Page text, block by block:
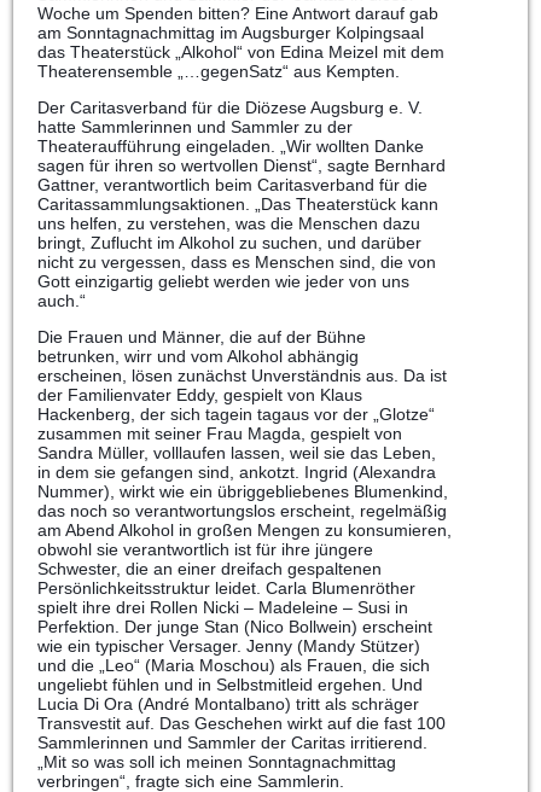
Woche um Spenden bitten? Eine Antwort darauf gab
am Sonntagnachmittag im Augsburger Kolpingsaal
das Theaterstück „Alkohol“ von Edina Meizel mit dem
Theaterensemble „…gegenSatz“ aus Kempten.
Der Caritasverband für die Diözese Augsburg e. V.
hatte Sammlerinnen und Sammler zu der
Theateraufführung eingeladen. „Wir wollten Danke
sagen für ihren so wertvollen Dienst“, sagte Bernhard
Gattner, verantwortlich beim Caritasverband für die
Caritassammlungsaktionen. „Das Theaterstück kann
uns helfen, zu verstehen, was die Menschen dazu
bringt, Zuflucht im Alkohol zu suchen, und darüber
nicht zu vergessen, dass es Menschen sind, die von
Gott einzigartig geliebt werden wie jeder von uns
auch.“
Die Frauen und Männer, die auf der Bühne
betrunken, wirr und vom Alkohol abhängig
erscheinen, lösen zunächst Unverständnis aus. Da ist
der Familienvater Eddy, gespielt von Klaus
Hackenberg, der sich tagein tagaus vor der „Glotze“
zusammen mit seiner Frau Magda, gespielt von
Sandra Müller, volllaufen lassen, weil sie das Leben,
in dem sie gefangen sind, ankotzt. Ingrid (Alexandra
Nummer), wirkt wie ein übriggebliebenes Blumenkind,
das noch so verantwortungslos erscheint, regelmäßig
am Abend Alkohol in großen Mengen zu konsumieren,
obwohl sie verantwortlich ist für ihre jüngere
Schwester, die an einer dreifach gespaltenen
Persönlichkeitsstruktur leidet. Carla Blumenröther
spielt ihre drei Rollen Nicki – Madeleine – Susi in
Perfektion. Der junge Stan (Nico Bollwein) erscheint
wie ein typischer Versager. Jenny (Mandy Stützer)
und die „Leo“ (Maria Moschou) als Frauen, die sich
ungeliebt fühlen und in Selbstmitleid ergehen. Und
Lucia Di Ora (André Montalbano) tritt als schräger
Transvestit auf. Das Geschehen wirkt auf die fast 100
Sammlerinnen und Sammler der Caritas irritierend.
„Mit so was soll ich meinen Sonntagnachmittag
verbringen“, fragte sich eine Sammlerin.